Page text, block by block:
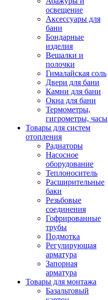
освещение
Аксессуары для
бани
Бондарные
изделия
Вешалки и
полочки
Гималайская соль
Двери для бани
Камни для бани
Окна для бани
Термометры,
гигрометры, часы
Товары для систем
отопления
Радиаторы
Насосное
оборудование
Теплоноситель
Расширительные
баки
Резьбовые
соединения
Гофрированные
трубы
Подмотка
Регулирующая
арматура
Запорная
арматура
Товары для монтажа
Базальтовый